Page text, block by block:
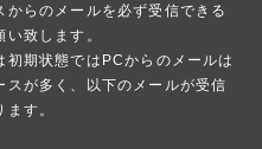
からのメールを必ず受信できる
致します。
期状態ではPCからのメールは
が多く、以下のメールが受信
す。